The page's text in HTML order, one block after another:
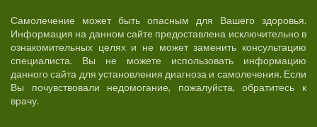
Самолечение может быть опасным для Вашего здоровья.
Информация на данном сайте предоставлена исключительно в
ознакомительных целях и не может заменить консультацию
специалиста. Вы не можете использовать информацию
данного сайта для установления диагноза и самолечения. Если
Вы почувствовали недомогание, пожалуйста, обратитесь к
врачу.